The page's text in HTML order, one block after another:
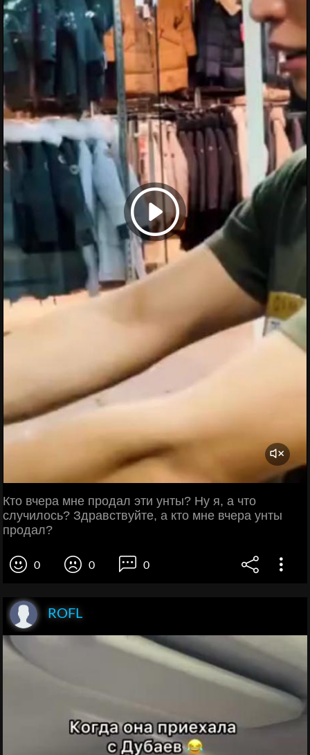
Кто вчера мне продал эти унты? Ну я, а что
случилось? Здравствуйте, а кто мне вчера унты
продал?
0 0 0
ROFL